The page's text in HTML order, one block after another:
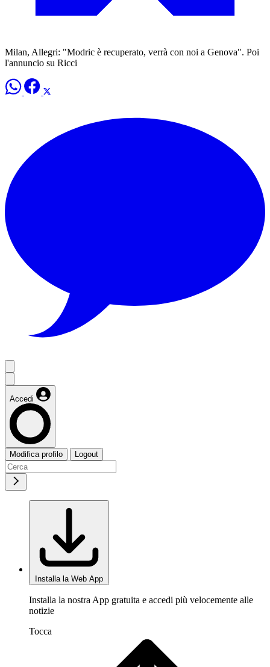
Milan, Allegri: "Modric è recuperato, verrà con noi a Genova". Poi
l'annuncio su Ricci
Accedi
Modifica profilo Logout
Installa la Web App
Installa la nostra App gratuita e accedi più velocemente alle
notizie
Tocca